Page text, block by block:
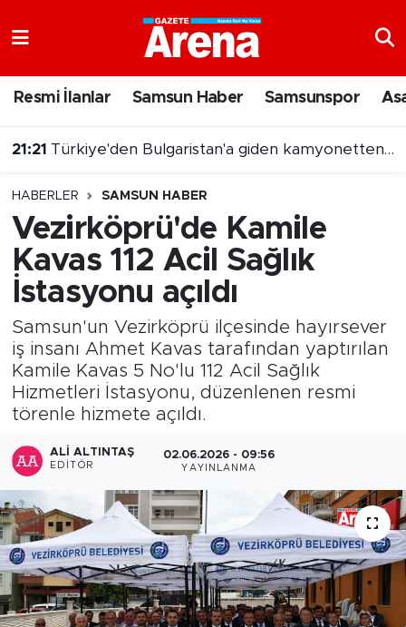
Resmi İlanlar Samsun Haber Samsunspor
21:21 Türkiye'den Bulgaristan'a giden kamyonetten 5 kilo altın çıktı
21:03 7 Ağustos 2026 On Numara sonuçları açıklandı
HABERLER SAMSUN HABER
Vezirköprü'de Kamile
Kavas 112 Acil Sağlık
İstasyonu açıldı
Samsun'un Vezirköprü ilçesinde hayırsever
iş insanı Ahmet Kavas tarafından yaptırılan
Kamile Kavas 5 No'lu 112 Acil Sağlık
Hizmetleri İstasyonu, düzenlenen resmi
törenle hizmete açıldı.
ALI ALTINTAŞ
EDITÖR
02.06.2026 - 09:56
YAYINLANMA
Samsun Namaz Vakitleri
Süper Lig Puan Durumu ve Fikstür
Tüm Manşetler
Son Dakika Haberleri
Haber Arşivi